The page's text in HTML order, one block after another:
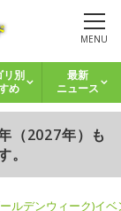
MENU
リ別
め
最新
ニュース
（2027年）も
。
ルデンウィーク)イ